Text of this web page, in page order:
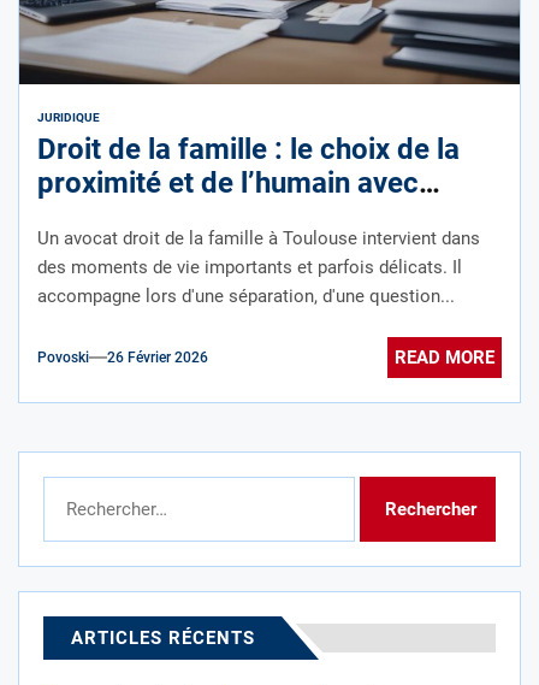
JURIDIQUE
Droit de la famille : le choix de la
proximité et de l’humain avec
Najjarian-Dupey
Un avocat droit de la famille à Toulouse intervient dans
des moments de vie importants et parfois délicats. Il
accompagne lors d'une séparation, d'une question...
Povoski 26 Février 2026 READ MORE
ARTICLES RÉCENTS